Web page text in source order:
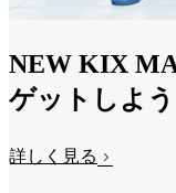
NEW KIX
ゲットしよう
詳しく見る